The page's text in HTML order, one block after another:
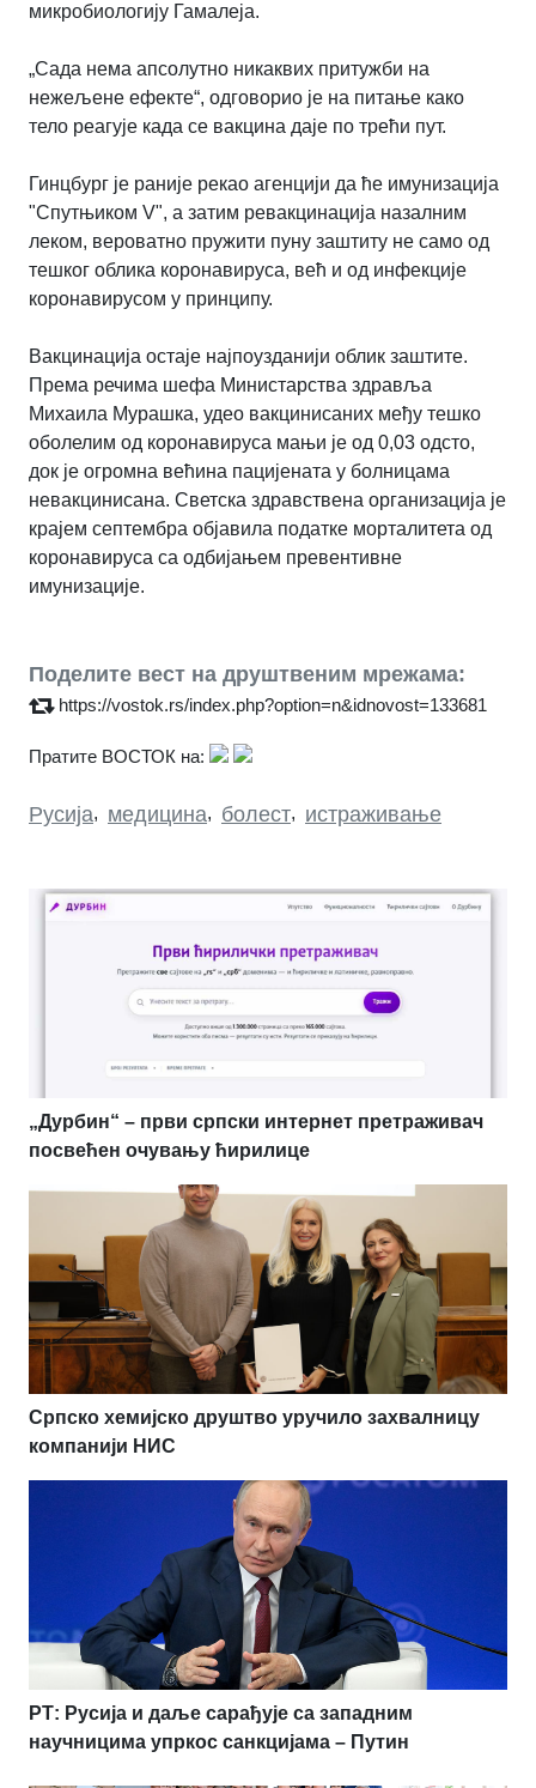
микробиологију Гамалеја.
„Сада нема апсолутно никаквих притужби на
нежељене ефекте“, одговорио је на питање како
тело реагује када се вакцина даје по трећи пут.
Гинцбург је раније рекао агенцији да ће имунизација
"Спутњиком V", а затим ревакцинација назалним
леком, вероватно пружити пуну заштиту не само од
тешког облика коронавируса, већ и од инфекције
коронавирусом у принципу.
Вакцинација остаје најпоузданији облик заштите.
Према речима шефа Министарства здравља
Михаила Мурашка, удео вакцинисаних међу тешко
оболелим од коронавируса мањи је од 0,03 одсто,
док је огромна већина пацијената у болницама
невакцинисана. Светска здравствена организација је
крајем септембра објавила податке морталитета од
коронавируса са одбијањем превентивне
имунизације.
Поделите вест на друштвеним мрежама:
https://vostok.rs/index.php?option=n&idnovost=133681
Пратите ВОСТОК на:
Русија, медицина, болест, истраживање
„Дурбин“ – први српски интернет претраживач
посвећен очувању ћирилице
Српско хемијско друштво уручило захвалницу
компанији НИС
РТ: Русија и даље сарађује са западним
научницима упркос санкцијама – Путин